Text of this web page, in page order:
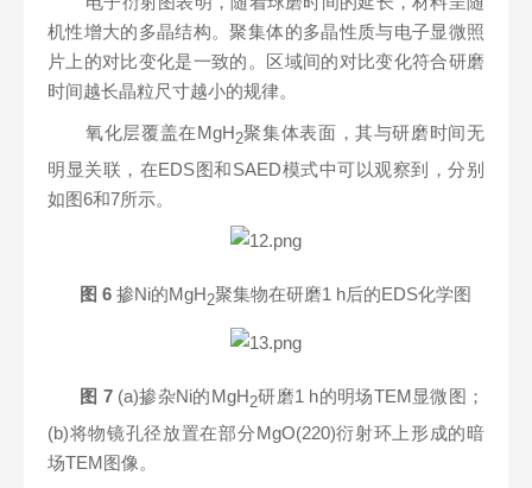
机性增大的多晶结构。聚集体的多晶性质与电子显微照
片上的对比变化是一致的。区域间的对比变化符合研磨
时间越长晶粒尺寸越小的规律。
氧化层覆盖在MgH2聚集体表面，其与研磨时间无
明显关联，在EDS图和SAED模式中可以观察到，分别
如图6和7所示。
图 6 掺Ni的MgH2聚集物在研磨1 h后的EDS化学图
图 7(a)掺杂Ni的MgH2研磨1 h的明场TEM显微图；
(b)将物镜孔径放置在部分MgO(220)衍射环上形成的暗
场TEM图像。